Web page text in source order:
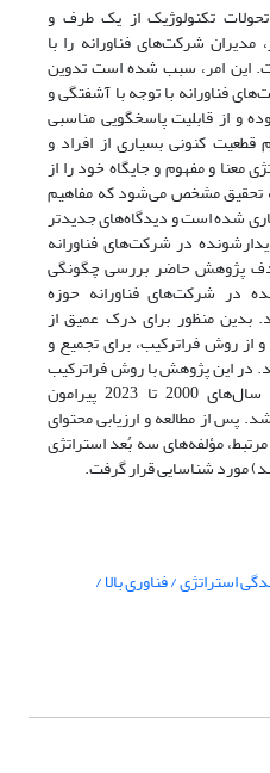
تکنولوژیک از یک طرف و
شرکت‌های فناورانه را با
این امر، سبب شده است تدوین
فناورانه با توجه با آشفتگی و
و از قابلیت پاسخگویی مناسبی
کنونی بسیاری از افراد و
معنا و مفهوم و جایگاه خود را از
تحقیق مشخص می‌شود که مفاهیم
شده است و دیدگاه‌های جدیدتر
در شرکت‌های فناورانه
هدف پژوهش حاضر بررسی چگونگی
در شرکت‌های فناورانه حوزه
بدین منظور برای درک عمیق از
از روش فراترکیب، برای تجمیع و
در این پژوهش با روش فراترکیب
به‌مرور نظام‌مند 63 تحقیق بین سال‌های 2000 تا 2023 پیرامون
پس از مطالعه و ارزیابی محتوای
مؤلفه‌های سه بُعد استراتژی
مورد شناسایی قرار گرفت.
استراتژی / فناوری بالا /